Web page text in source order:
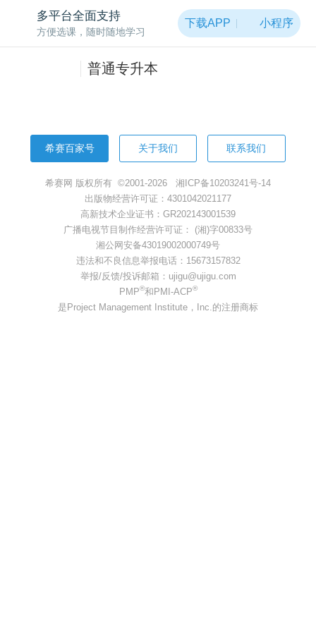
多平台全面支持
方便选课，随时随地学习
下载APP 小程序
普通专升本
非常抱歉，页面被黑洞吸走啦~
返回首页
希赛百家号 关于我们 联系我们
希赛网 版权所有 ©2001-2026 湘ICP备10203241号-14
出版物经营许可证：4301042021177
高新技术企业证书：GR202143001539
广播电视节目制作经营许可证： (湘)字00833号
湘公网安备43019002000749号
违法和不良信息举报电话：15673157832
举报/反馈/投诉邮箱：ujigu@ujigu.com
PMP®和PMI-ACP®
是Project Management Institute，Inc.的注册商标